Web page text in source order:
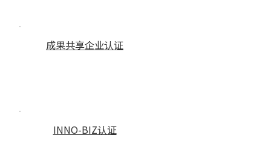
成果共享企业认证
INNO-BIZ认证